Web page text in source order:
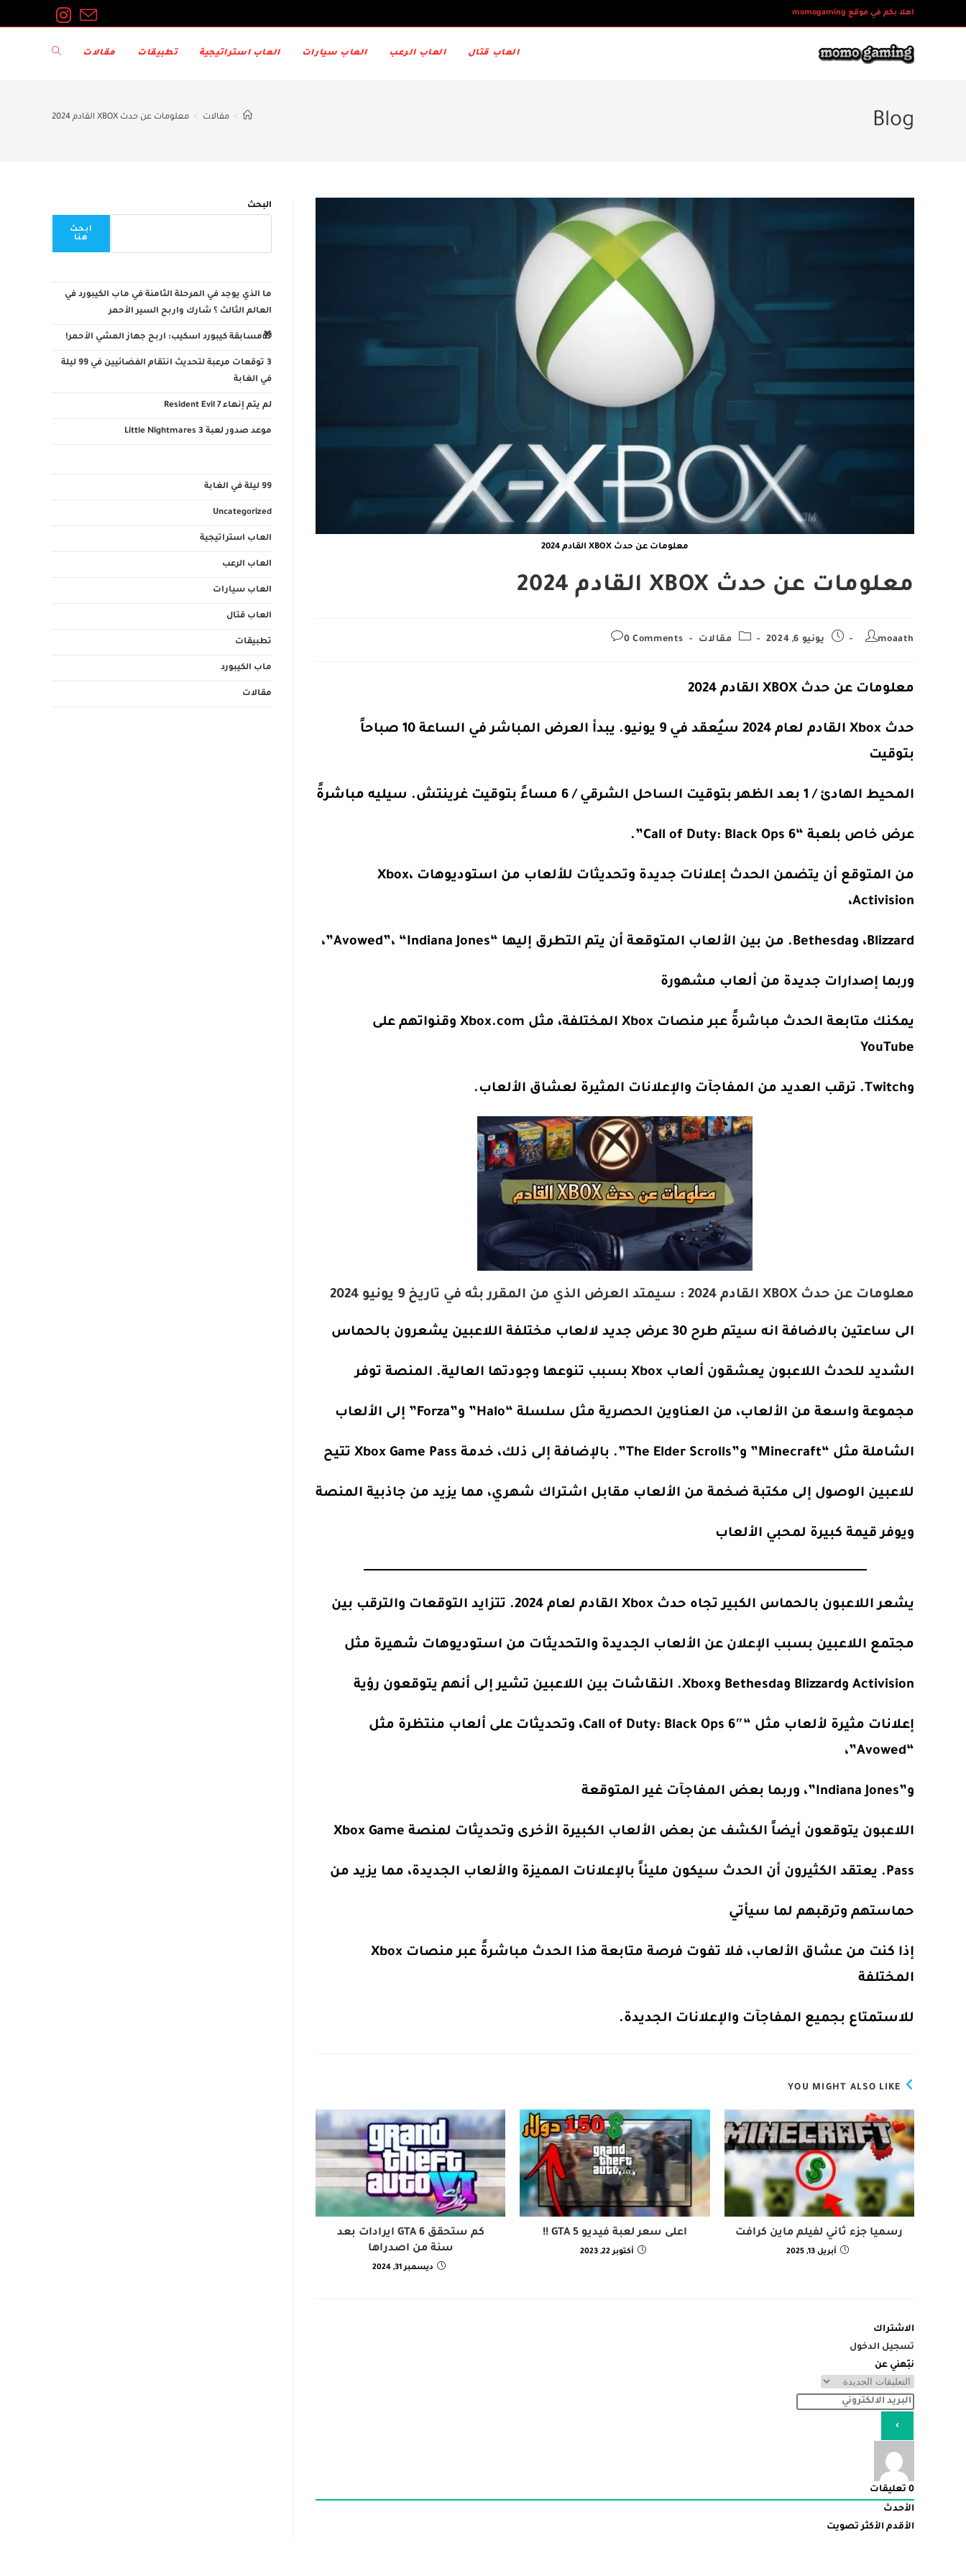
to
اهلا بكم في موقع momogaming
العاب قتال العاب الرعب العاب سيارات العاب استراتيجية تطبيقات مقالات Toggle
Blog
> مقالات > معلومات عن حدث XBOX القادم 2024
معلومات عن حدث XBOX القادم 2024
معلومات عن حدث XBOX القادم 2024
Post
moaath
Post
يونيو 6, 2024
Post
مقالات
Post
0 Comments
معلومات عن حدث XBOX القادم 2024
حدث Xbox القادم لعام 2024 سيُعقد في 9 يونيو. يبدأ العرض المباشر في الساعة 10 صباحاً
بتوقيت
المحيط الهادئ / 1 بعد الظهر بتوقيت الساحل الشرقي / 6 مساءً بتوقيت غرينتش. سيليه مباشرةً
عرض خاص بلعبة “Call of Duty: Black Ops 6”.
من المتوقع أن يتضمن الحدث إعلانات جديدة وتحديثات للألعاب من استوديوهات Xbox،
Activision،
Blizzard، وBethesda. من بين الألعاب المتوقعة أن يتم التطرق إليها “Avowed”، “Indiana Jones”،
وربما إصدارات جديدة من ألعاب مشهورة
يمكنك متابعة الحدث مباشرةً عبر منصات Xbox المختلفة، مثل Xbox.com وقنواتهم على
YouTube
وTwitch. ترقب العديد من المفاجآت والإعلانات المثيرة لعشاق الألعاب.
معلومات عن حدث XBOX القادم 2024 : سيمتد العرض الذي من المقرر بثه في تاريخ 9 يونيو 2024
الى ساعتين بالاضافة انه سيتم طرح 30 عرض جديد لالعاب مختلفة اللاعبين يشعرون بالحماس
الشديد للحدث اللاعبون يعشقون ألعاب Xbox بسبب تنوعها وجودتها العالية. المنصة توفر
مجموعة واسعة من الألعاب، من العناوين الحصرية مثل سلسلة “Halo” و”Forza” إلى الألعاب
الشاملة مثل “Minecraft” و”The Elder Scrolls”. بالإضافة إلى ذلك، خدمة Xbox Game Pass تتيح
للاعبين الوصول إلى مكتبة ضخمة من الألعاب مقابل اشتراك شهري، مما يزيد من جاذبية المنصة
ويوفر قيمة كبيرة لمحبي الألعاب
يشعر اللاعبون بالحماس الكبير تجاه حدث Xbox القادم لعام 2024. تتزايد التوقعات والترقب بين
مجتمع اللاعبين بسبب الإعلان عن الألعاب الجديدة والتحديثات من استوديوهات شهيرة مثل
Activision وBlizzard وBethesda وXbox. النقاشات بين اللاعبين تشير إلى أنهم يتوقعون رؤية
إعلانات مثيرة لألعاب مثل “Call of Duty: Black Ops 6″، وتحديثات على ألعاب منتظرة مثل
“Avowed”،
و”Indiana Jones”، وربما بعض المفاجآت غير المتوقعة
اللاعبون يتوقعون أيضاً الكشف عن بعض الألعاب الكبيرة الأخرى وتحديثات لمنصة Xbox Game
Pass. يعتقد الكثيرون أن الحدث سيكون مليئاً بالإعلانات المميزة والألعاب الجديدة، مما يزيد من
حماستهم وترقبهم لما سيأتي
إذا كنت من عشاق الألعاب، فلا تفوت فرصة متابعة هذا الحدث مباشرةً عبر منصات Xbox
المختلفة
للاستمتاع بجميع المفاجآت والإعلانات الجديدة.
YOU MIGHT ALSO LIKE
كم ستحقق GTA 6 ايرادات بعد
سنة من اصدراها
ديسمبر 31, 2024
اعلى سعر لعبة فيديو GTA 5 !!
أكتوبر 22, 2023
رسميا جزء ثاني لفيلم ماين كرافت
أبريل 13, 2025
الاشتراك
تسجيل الدخول
نبّهني عن
0 تعليقات
الأحدث
الأقدم الأكثر تصويت
البحث
ابحث
هنا
ما الذي يوجد في المرحلة الثامنة في ماب الكيبورد في
العالم الثالث ؟ شارك واربح السير الأحمر
🎁مسابقة كيبورد اسكيب: اربح جهاز المشي الأحمر!
3 توقعات مرعبة لتحديث انتقام الفضائيين في 99 ليلة
في الغابة
لم يتم إنهاء Resident Evil 7
موعد صدور لعبة Little Nightmares 3
99 ليلة في الغابة
Uncategorized
العاب استراتيجية
العاب الرعب
العاب سيارات
العاب قتال
تطبيقات
ماب الكيبورد
مقالات